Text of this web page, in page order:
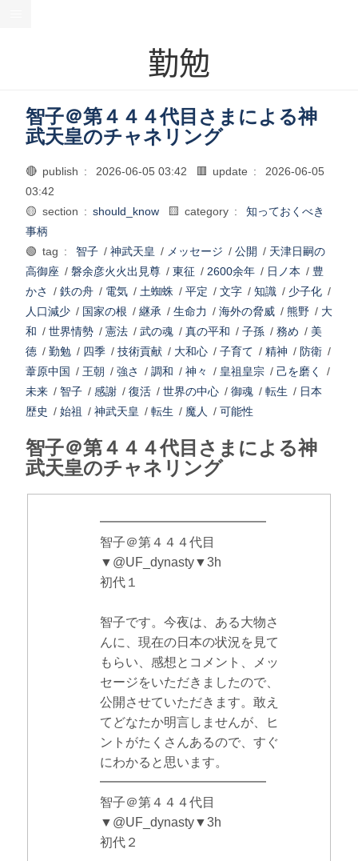
勤勉
智子＠第４４４代目さまによる神
武天皇のチャネリング
🔴 publish : 2026-06-05 03:42 🟥 update :
2026-06-05
03:42
🟡 section : should_know 🟨 category :
知っておくべき
事柄
🟢 tag :
智子 / 神武天皇 / メッセージ / 公開 / 天津日嗣の
高御座 / 磐余彦火火出見尊 / 東征 / 2600余年 / 日ノ本 / 豊
かさ
/ 鉄の舟 / 電気 / 土蜘蛛 / 平定 / 文字 / 知識 / 少子化 /
人口減少 / 国家の根 / 継承 / 生命力 / 海外の脅威 / 熊野 / 大
和 / 世界情勢 / 憲法 / 武の魂 / 真の平和 / 子孫 / 務め / 美
徳 / 勤勉 / 四季 / 技術貢献 / 大和心 / 子育て / 精神 / 防衛 /
葦原中国 / 王朝 / 強さ / 調和 / 神々 / 皇祖皇宗 / 己を磨く
/
未来 / 智子 / 感謝 / 復活 / 世界の中心 / 御魂 / 転生 / 日本
歴史 / 始祖 / 神武天皇 / 転生 / 魔人 / 可能性
智子＠第４４４代目さまによる神
武天皇のチャネリング
━━━━━━━━━━━━━
智子＠第４４４代目
▼@UF_dynasty▼3h
初代１
智子です。今夜は、ある大物さ
んに、現在の日本の状況を見て
もらい、感想とコメント、メッ
セージをいただきましたので、
公開させていただきます。敢え
てどなたか明言しませんが、ヒ
ントがたくさんあるので、すぐ
にわかると思います。
━━━━━━━━━━━━━
智子＠第４４４代目
▼@UF_dynasty▼3h
初代２